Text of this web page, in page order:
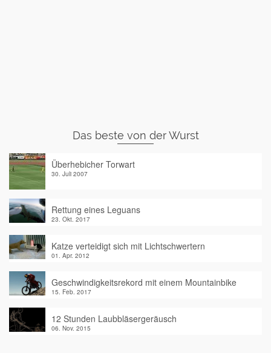
Das beste von der Wurst
Überhebicher Torwart
30. Juli 2007
Rettung eines Leguans
23. Okt. 2017
Katze verteidigt sich mit Lichtschwertern
01. Apr. 2012
Geschwindigkeitsrekord mit einem Mountainbike
15. Feb. 2017
12 Stunden Laubbläsergeräusch
06. Nov. 2015